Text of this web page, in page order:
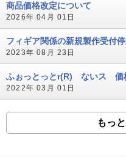
商品価格改定について
2026年 04月 01日
フィギア関係の新規製作受付
2023年 08月 23日
ふぉっとっとr(R) ないス 価
2022年 03月 01日
もっ